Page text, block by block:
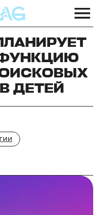
ПЛАНИРУЕТ
ДЕТЕЙ